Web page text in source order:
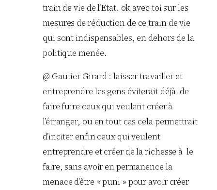
train de vie de l’Etat. ok avec toi sur les
mesures de réduction de ce train de vie
qui sont indispensables, en dehors de la
politique menée.
@ Gautier Girard : laisser travailler et
entreprendre les gens éviterait déjà de
faire fuire ceux qui veulent créer à
l’étranger, ou en tout cas cela permettrait
d’inciter enfin ceux qui veulent
entreprendre et créer de la richesse à le
faire, sans avoir en permanence la
menace d’être « puni » pour avoir créer